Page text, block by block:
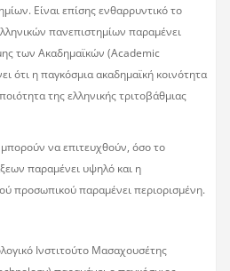
Είναι επίσης ενθαρρυντικό το
πανεπιστημίων παραμένει
των Ακαδημαϊκών (Academic
ότι η παγκόσμια ακαδημαϊκή κοινότητα
της ελληνικής τριτοβάθμιας
να επιτευχθούν, όσο το
παραμένει υψηλό και η
προσωπικού παραμένει περιορισμένη.
Ινστιτούτο Μασαχουσέτης